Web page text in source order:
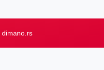
dimano.rs